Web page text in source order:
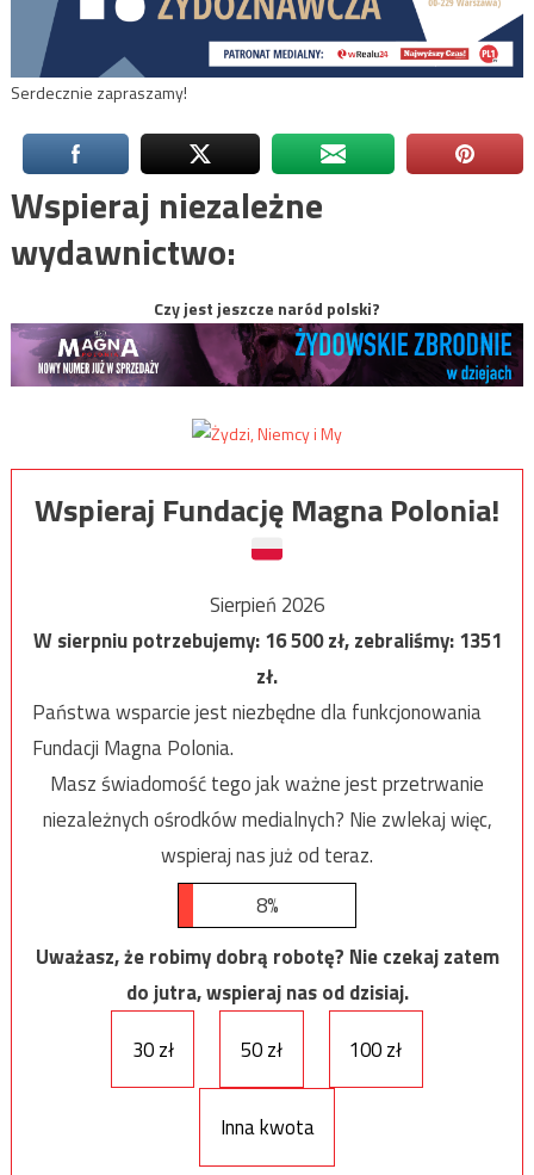
Serdecznie zapraszamy!
Wspieraj niezależne
wydawnictwo:
Czy jest jeszcze naród polski?
Wspieraj Fundację Magna Polonia!
Sierpień 2026
W sierpniu potrzebujemy:16 500zł, zebraliśmy:1351
zł.
Państwa wsparcie jest niezbędne dla funkcjonowania
Fundacji Magna Polonia.
Masz świadomość tego jak ważne jest przetrwanie
niezależnych ośrodków medialnych? Nie zwlekaj więc,
wspieraj nas już od teraz.
8%
Uważasz, że robimy dobrą robotę? Nie czekaj zatem
do jutra, wspieraj nas od dzisiaj.
30 zł
50 zł 100 zł
Inna kwota